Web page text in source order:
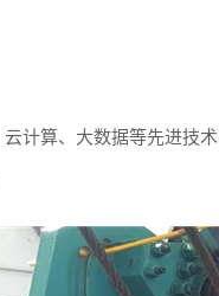
算、大数据等先进技术